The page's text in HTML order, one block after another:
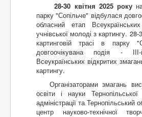
28-30 квітня 2025 рокуна
парку "Сопільче" відбулася
обласний етап
учнівської молоді з картингу.
картинговій трасі в парку
довгоочікувана подія -
Всеукраїнських відкритих
картингу.
Організаторами змагань
освіти і науки Тернопільської
адміністрації та
центр науково-технічної